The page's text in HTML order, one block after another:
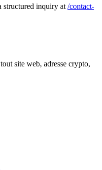
structured inquiry at /contact-
site web, adresse crypto,